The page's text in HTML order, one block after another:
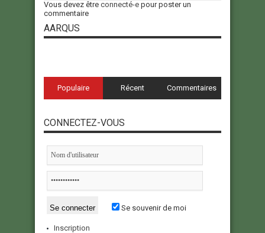
Vous devez être connecté-e pour poster un
commentaire
AARQUS
Populaire Récent Commentaires
CONNECTEZ-VOUS
Se souvenir de moi
Inscription